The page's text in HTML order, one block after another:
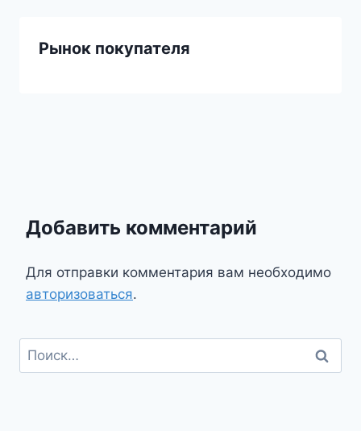
Рынок покупателя
Добавить комментарий
Для отправки комментария вам необходимо
авторизоваться.
Найти: